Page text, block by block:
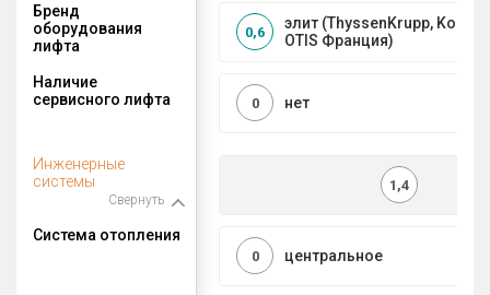
Бренд
оборудования
лифта
элит (ThyssenKrupp, Kone,
OTIS Франция)
0,6
Наличие
сервисного лифта
нет
0
Инженерные
системы
Свернуть
1,4
Система отопления
центральное
0